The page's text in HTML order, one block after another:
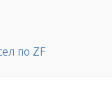
по ZF